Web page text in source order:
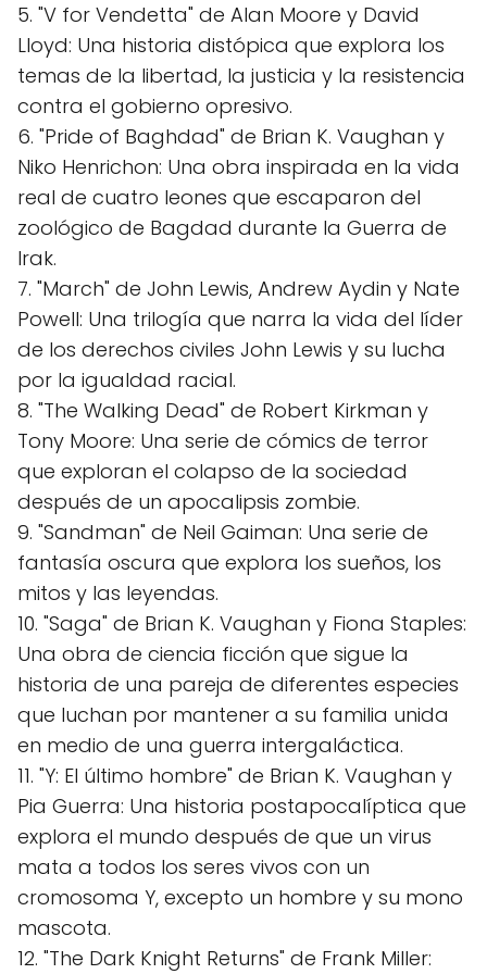
5. "V for Vendetta" de Alan Moore y David
Lloyd: Una historia distópica que explora los
temas de la libertad, la justicia y la resistencia
contra el gobierno opresivo.
6. "Pride of Baghdad" de Brian K. Vaughan y
Niko Henrichon: Una obra inspirada en la vida
real de cuatro leones que escaparon del
zoológico de Bagdad durante la Guerra de
Irak.
7. "March" de John Lewis, Andrew Aydin y Nate
Powell: Una trilogía que narra la vida del líder
de los derechos civiles John Lewis y su lucha
por la igualdad racial.
8. "The Walking Dead" de Robert Kirkman y
Tony Moore: Una serie de cómics de terror
que exploran el colapso de la sociedad
después de un apocalipsis zombie.
9. "Sandman" de Neil Gaiman: Una serie de
fantasía oscura que explora los sueños, los
mitos y las leyendas.
10. "Saga" de Brian K. Vaughan y Fiona Staples:
Una obra de ciencia ficción que sigue la
historia de una pareja de diferentes especies
que luchan por mantener a su familia unida
en medio de una guerra intergaláctica.
11. "Y: El último hombre" de Brian K. Vaughan y
Pia Guerra: Una historia postapocalíptica que
explora el mundo después de que un virus
mata a todos los seres vivos con un
cromosoma Y, excepto un hombre y su mono
mascota.
12. "The Dark Knight Returns" de Frank Miller: